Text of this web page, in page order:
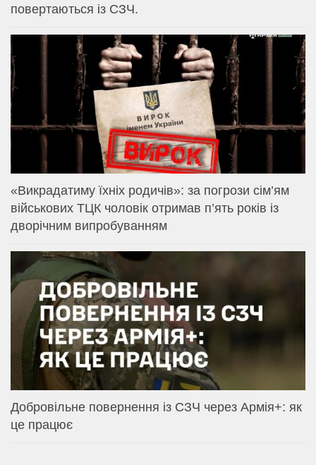
повертаються із СЗЧ.
«Викрадатиму їхніх родичів»: за погрози сім’ям
військових ТЦК чоловік отримав п’ять років із
дворічним випробуванням
Добровільне повернення із СЗЧ через Армія+: як
це працює